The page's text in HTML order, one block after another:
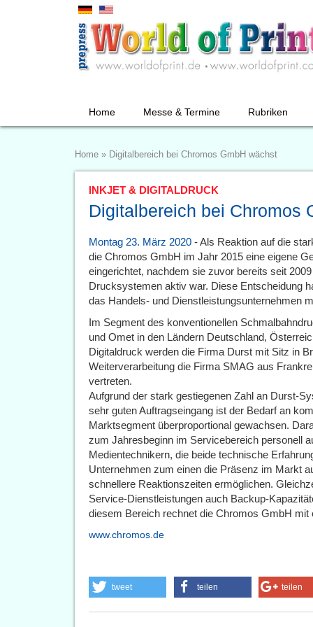
Home Messe & Termine Rubriken
Home » Digitalbereich bei Chromos GmbH wächst
INKJET & DIGITALDRUCK
Digitalbereich bei Chromos
Montag 23. März 2020 - Als Reaktion auf die
die Chromos GmbH im Jahr 2015 eine eigene
eingerichtet, nachdem sie zuvor bereits seit
Drucksystemen aktiv war. Diese Entscheidung
das Handels- und Dienstleistungsunternehmen
Im Segment des konventionellen
und Omet in den Ländern Deutschland,
Digitaldruck werden die Firma Durst mit Sitz in
Weiterverarbeitung die Firma SMAG aus
vertreten.
Aufgrund der stark gestiegenen Zahl an Durst-
sehr guten Auftragseingang ist der Bedarf an
Marktsegment überproportional gewachsen.
zum Jahresbeginn im Servicebereich personell
Medientechnikern, die beide technische
Unternehmen zum einen die Präsenz im Markt
schnellere Reaktionszeiten ermöglichen.
Service-Dienstleistungen auch Backup-
diesem Bereich rechnet die Chromos GmbH
www.chromos.de
tweet teilen teilen